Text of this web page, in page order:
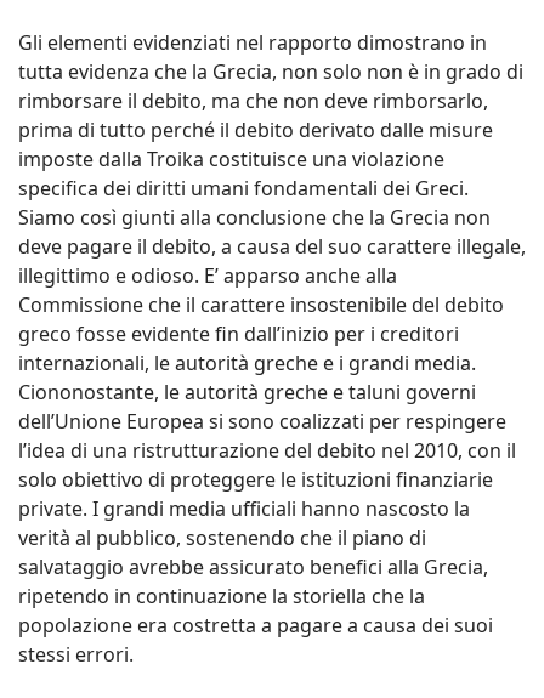
Gli elementi evidenziati nel rapporto dimostrano in
tutta evidenza che la Grecia, non solo non è in grado di
rimborsare il debito, ma che non deve rimborsarlo,
prima di tutto perché il debito derivato dalle misure
imposte dalla Troika costituisce una violazione
specifica dei diritti umani fondamentali dei Greci.
Siamo così giunti alla conclusione che la Grecia non
deve pagare il debito, a causa del suo carattere illegale,
illegittimo e odioso. E’ apparso anche alla
Commissione che il carattere insostenibile del debito
greco fosse evidente fin dall’inizio per i creditori
internazionali, le autorità greche e i grandi media.
Ciononostante, le autorità greche e taluni governi
dell’Unione Europea si sono coalizzati per respingere
l’idea di una ristrutturazione del debito nel 2010, con il
solo obiettivo di proteggere le istituzioni finanziarie
private. I grandi media ufficiali hanno nascosto la
verità al pubblico, sostenendo che il piano di
salvataggio avrebbe assicurato benefici alla Grecia,
ripetendo in continuazione la storiella che la
popolazione era costretta a pagare a causa dei suoi
stessi errori.